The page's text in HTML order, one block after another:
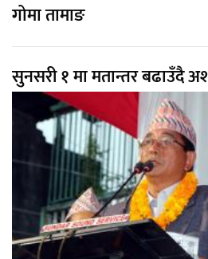
गोमा तामाङ
सुनसरी १ मा मतान्तर बढाउँदै